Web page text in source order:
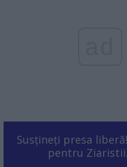
Susțineți presa
pentru